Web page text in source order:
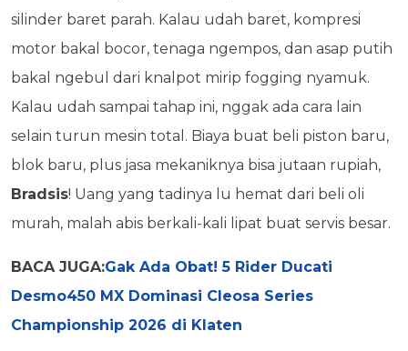
silinder baret parah. Kalau udah baret, kompresi
motor bakal bocor, tenaga ngempos, dan asap putih
bakal ngebul dari knalpot mirip fogging nyamuk.
Kalau udah sampai tahap ini, nggak ada cara lain
selain turun mesin total. Biaya buat beli piston baru,
blok baru, plus jasa mekaniknya bisa jutaan rupiah,
Bradsis! Uang yang tadinya lu hemat dari beli oli
murah, malah abis berkali-kali lipat buat servis besar.
BACA JUGA:Gak Ada Obat! 5 Rider Ducati
Desmo450 MX Dominasi Cleosa Series
Championship 2026 di Klaten